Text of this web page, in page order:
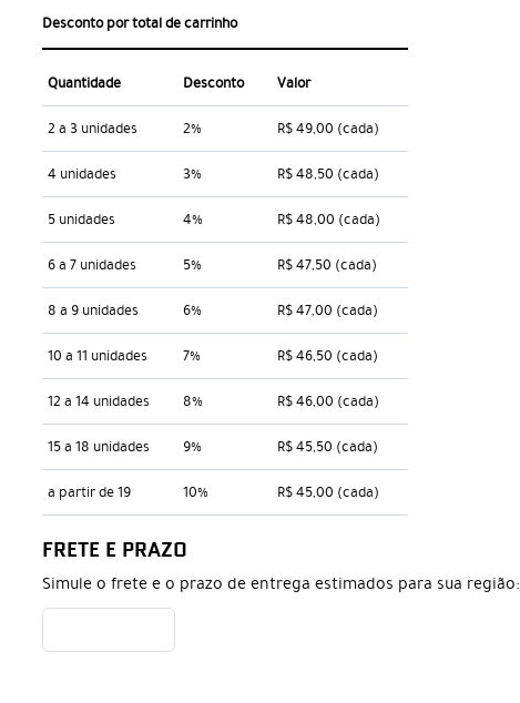
Desconto por total de carrinho
Quantidade Desconto Valor
2 a 3 unidades 2% R$ 49,00 (cada)
4 unidades 3% R$ 48,50 (cada)
5 unidades 4% R$ 48,00 (cada)
6 a 7 unidades 5% R$ 47,50 (cada)
8 a 9 unidades 6% R$ 47,00 (cada)
10 a 11 unidades 7% R$ 46,50 (cada)
12 a 14 unidades 8% R$ 46,00 (cada)
15 a 18 unidades 9% R$ 45,50 (cada)
a partir de 19 10% R$ 45,00 (cada)
FRETE E PRAZO
Simule o frete e o prazo de entrega estimados para sua região: